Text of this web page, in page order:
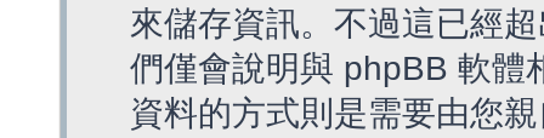
來儲存資訊。不過這已經
們僅會說明與 phpBB 軟體
資料的方式則是需要由您